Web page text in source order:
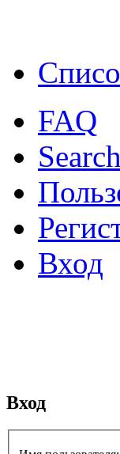
FAQ
Search
Вход
Вход